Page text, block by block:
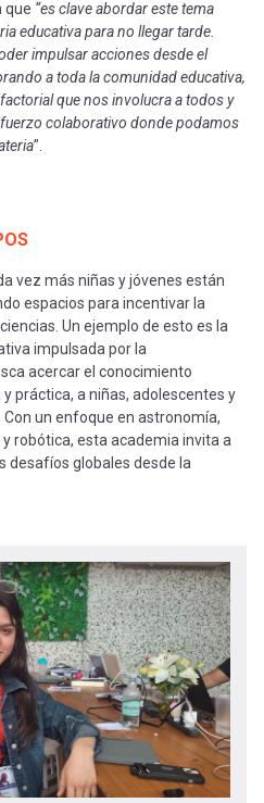
que “es clave abordar este tema
educativa para no llegar tarde.
impulsar acciones desde el
a toda la comunidad educativa,
que nos involucra a todos y
colaborativo donde podamos
”.
vez más niñas y jóvenes están
espacios para incentivar la
Un ejemplo de esto es la
impulsada por la
acercar el conocimiento
práctica, a niñas, adolescentes y
un enfoque en astronomía,
robótica, esta academia invita a
desafíos globales desde la